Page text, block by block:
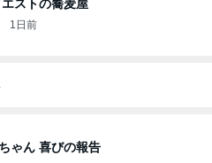
ストの蕎麦屋
1日前
ゃん 喜びの報告